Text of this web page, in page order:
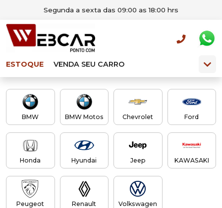
Segunda a sexta das 09:00 as 18:00 hrs
ESTOQUE VENDA SEU CARRO
BMW BMW Motos Chevrolet Ford
Honda Hyundai Jeep KAWASAKI
Peugeot Renault Volkswagen